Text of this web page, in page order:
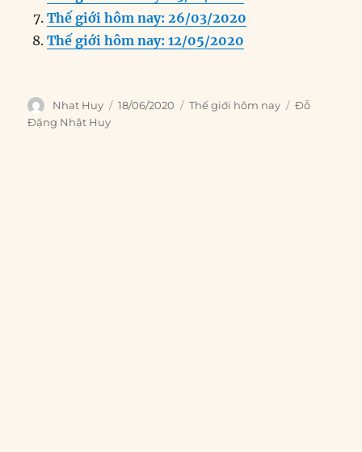
Thế giới hôm nay: 26/03/2020
Thế giới hôm nay: 12/05/2020
Author
Nhat Huy
Posted
18/06/2020 Categories
Thế giới hôm nay Tags
Đỗ
Đặng Nhật Huy